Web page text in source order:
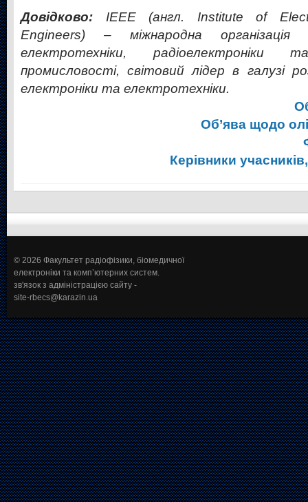
Довідково: ІЕЕЕ (англ. Institute of
Engineers) – міжнародна організація
електротехніки, радіоелектроніки
промисловості, світовий лідер в галузі
електроніки та електротехніки.
Об’ява щодо
Керівники
© 2026 Факультет радіофізики, біомедичної
електроніки та комп’ютерних систем.
зв'язок з адміністрацією сайту -
site-rbecs@karazin.ua